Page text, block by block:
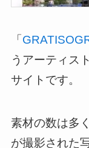
「
うアーティス
サイトです。
素材の数は多
が撮影された